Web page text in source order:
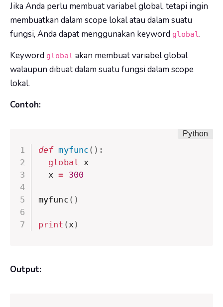
Jika Anda perlu membuat variabel global, tetapi ingin
membuatkan dalam scope lokal atau dalam suatu
fungsi, Anda dapat menggunakan keyword global.
Keyword global akan membuat variabel global
walaupun dibuat dalam suatu fungsi dalam scope
lokal.
Contoh:
def myfunc ( ) :
global
x
  x
= 300
myfunc ( )
print ( x )
Output: